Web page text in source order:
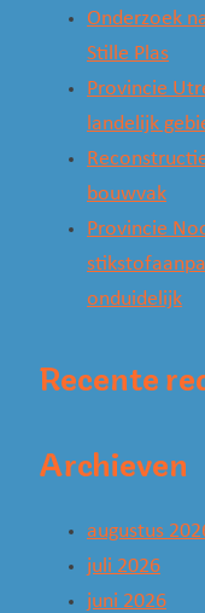
Onderzoek
Stille Plas
Provincie
landelijk
bouwvak
Provincie
onduidelijk
Recente
Archieven
augustus
juli 2026
juni 2026